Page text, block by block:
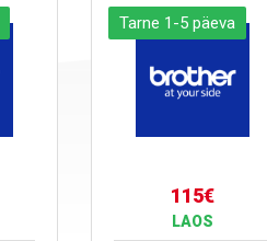
Tarne 1-5 päeva
115€
LAOS